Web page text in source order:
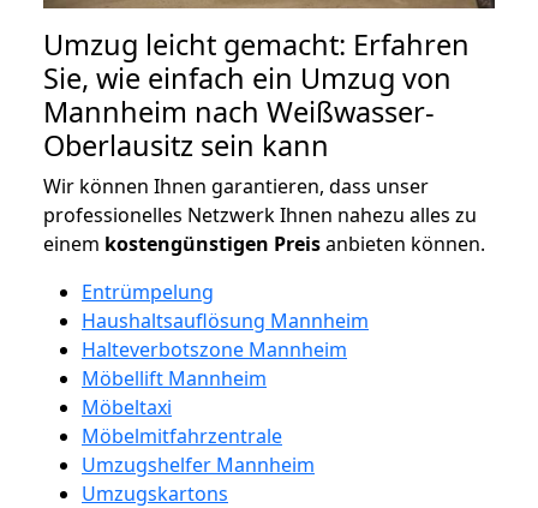
Umzug leicht gemacht: Erfahren
Sie, wie einfach ein Umzug von
Mannheim nach Weißwasser-
Oberlausitz sein kann
Wir können Ihnen garantieren, dass unser
professionelles Netzwerk Ihnen nahezu alles zu
einem kostengünstigen Preisanbieten können.
Entrümpelung
Haushaltsauflösung Mannheim
Halteverbotszone Mannheim
Möbellift Mannheim
Möbeltaxi
Möbelmitfahrzentrale
Umzugshelfer Mannheim
Umzugskartons